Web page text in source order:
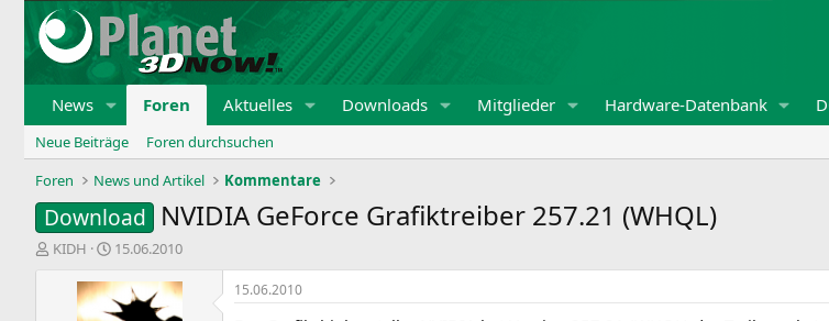
News Foren Aktuelles Downloads Mitglieder Hardware-Datenbank
Neue Beiträge
Foren durchsuchen
Foren
News und Artikel Kommentare
Download NVIDIA GeForce Grafiktreiber 257.21 (WHQL)
E
KIDH
E
s
t
15.06.2010
15.06.2010